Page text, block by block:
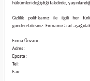
hükümleri değiştiği takdirde,
Gizlilik politikamız ile ilgili her
gönderebilirsiniz. Firmamız’a ait
Firma Ünvanı :
Adres :
Eposta :
Tel:
Fax: